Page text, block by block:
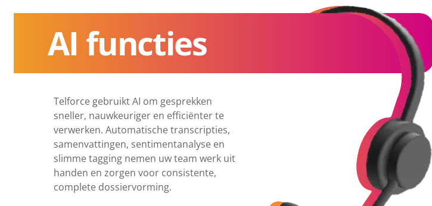
AI functies
Telforce gebruikt AI om gesprekken
sneller, nauwkeuriger en efficiënter te
verwerken. Automatische transcripties,
samenvattingen, sentimentanalyse en
slimme tagging nemen uw team werk uit
handen en zorgen voor consistente,
complete dossiervorming.